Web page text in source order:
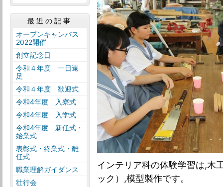
インテリア科の体験学習は,木
ック）,模型製作です。
最近の記事
オープンキャンパス
2022開催
創立記念日
令和４年度 一日遠
足
令和４年度 歓迎式
令和4年度 入寮式
令和4年度 入学式
令和4年度 新任式・
始業式
表彰式・終業式・離
任式
職業理解ガイダンス
壮行会